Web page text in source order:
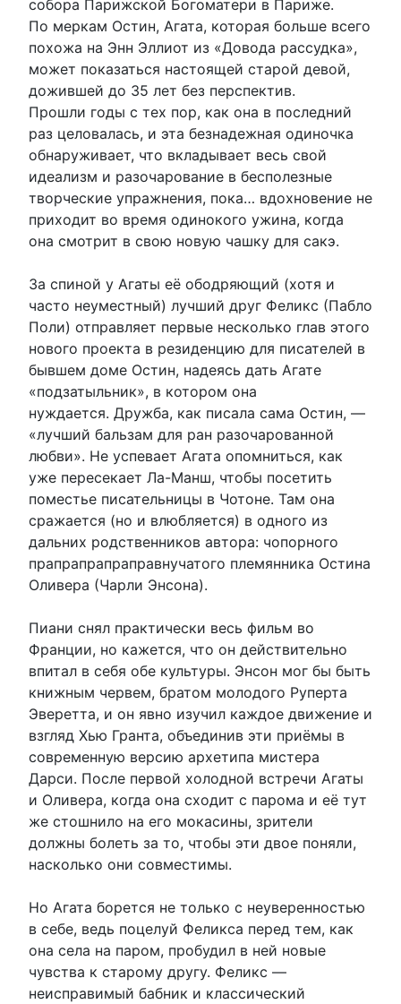
собора Парижской Богоматери в Париже.
По меркам Остин, Агата, которая больше всего
похожа на Энн Эллиот из «Довода рассудка»,
может показаться настоящей старой девой,
дожившей до 35 лет без перспектив.
Прошли годы с тех пор, как она в последний
раз целовалась, и эта безнадежная одиночка
обнаруживает, что вкладывает весь свой
идеализм и разочарование в бесполезные
творческие упражнения, пока… вдохновение не
приходит во время одинокого ужина, когда
она смотрит в свою новую чашку для сакэ.
За спиной у Агаты её ободряющий (хотя и
часто неуместный) лучший друг Феликс (Пабло
Поли) отправляет первые несколько глав этого
нового проекта в резиденцию для писателей в
бывшем доме Остин, надеясь дать Агате
«подзатыльник», в котором она
нуждается. Дружба, как писала сама Остин, —
«лучший бальзам для ран разочарованной
любви». Не успевает Агата опомниться, как
уже пересекает Ла-Манш, чтобы посетить
поместье писательницы в Чотоне. Там она
сражается (но и влюбляется) в одного из
дальних родственников автора: чопорного
прапрапрапраправнучатого племянника Остина
Оливера (Чарли Энсона).
Пиани снял практически весь фильм во
Франции, но кажется, что он действительно
впитал в себя обе культуры. Энсон мог бы быть
книжным червем, братом молодого Руперта
Эверетта, и он явно изучил каждое движение и
взгляд Хью Гранта, объединив эти приёмы в
современную версию архетипа мистера
Дарси. После первой холодной встречи Агаты
и Оливера, когда она сходит с парома и её тут
же стошнило на его мокасины, зрители
должны болеть за то, чтобы эти двое поняли,
насколько они совместимы.
Но Агата борется не только с неуверенностью
в себе, ведь поцелуй Феликса перед тем, как
она села на паром, пробудил в ней новые
чувства к старому другу. Феликс —
неисправимый бабник и классический